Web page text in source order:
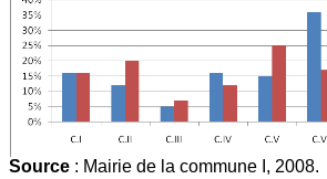
Source : Mairie de la commune I, 2008.